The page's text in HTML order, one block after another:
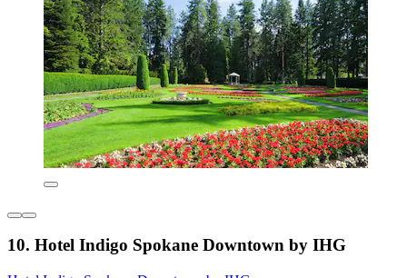
10. Hotel Indigo Spokane Downtown by IHG